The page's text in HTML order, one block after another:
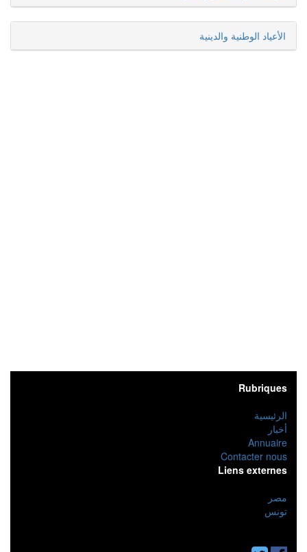
الأعياد الوطنية والدينية
Rubriques
الرئيسية
أخبار
Annuaire
Contacter nous
Liens externes
مصر
تونس